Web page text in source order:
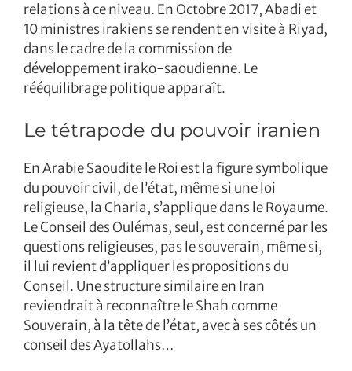
relations à ce niveau. En Octobre 2017, Abadi et
10 ministres irakiens se rendent en visite à Riyad,
dans le cadre de la commission de
développement irako-saoudienne. Le
rééquilibrage politique apparaît.
Le tétrapode du pouvoir iranien
En Arabie Saoudite le Roi est la figure symbolique
du pouvoir civil, de l’état, même si une loi
religieuse, la Charia, s’applique dans le Royaume.
Le Conseil des Oulémas, seul, est concerné par les
questions religieuses, pas le souverain, même si,
il lui revient d’appliquer les propositions du
Conseil. Une structure similaire en Iran
reviendrait à reconnaître le Shah comme
Souverain, à la tête de l’état, avec à ses côtés un
conseil des Ayatollahs…